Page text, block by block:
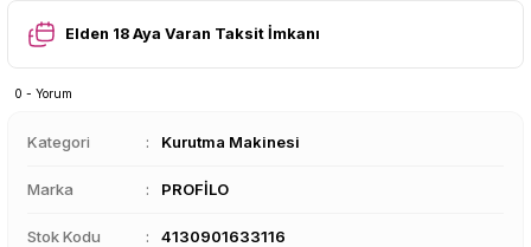
Elden 18 Aya Varan Taksit İmkanı
0 - Yorum
Kategori Kurutma Makinesi
Marka PROFİLO
Stok Kodu 4130901633116